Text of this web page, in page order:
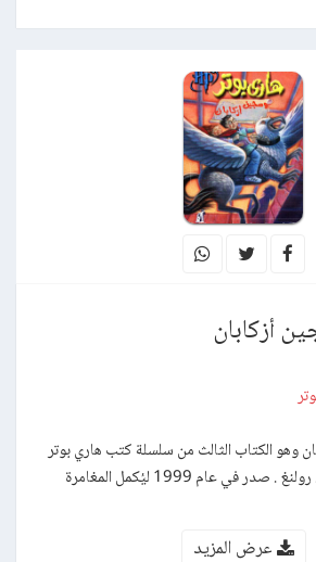
أزكابان
وهو الكتاب الثالث من سلسلة كتب هاري بوتر
للمؤلفة البريطانية ج. ك. رولنغ . صدر في عام 1999 ليُكمل المغامرة
عرض المزيد